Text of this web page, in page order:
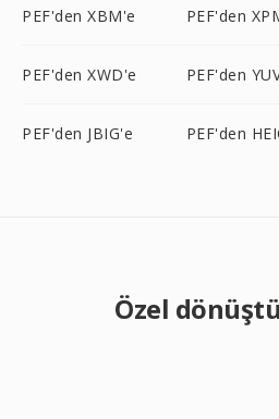
PEF'den XBM'e PEF'den
PEF'den XWD'e PEF'den
PEF'den JBIG'e PEF'den
Özel